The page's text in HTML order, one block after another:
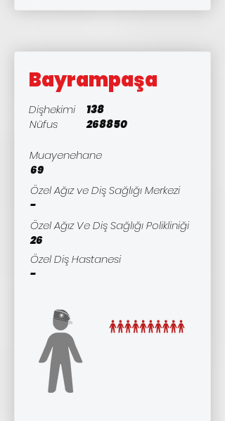
Bayrampaşa
Dişhekimi
138
Nüfus
268850
Muayenehane
69
Özel Ağız ve Diş Sağlığı Merkezi
-
Özel Ağız Ve Diş Sağlığı Polikliniği
26
Özel Diş Hastanesi
-